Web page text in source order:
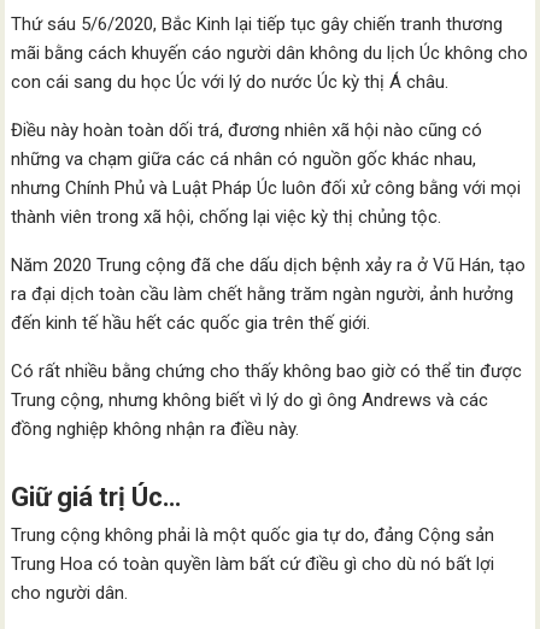
Thứ sáu 5/6/2020, Bắc Kinh lại tiếp tục gây chiến tranh thương
mãi bằng cách khuyến cáo người dân không du lịch Úc không cho
con cái sang du học Úc với lý do nước Úc kỳ thị Á châu.
Điều này hoàn toàn dối trá, đương nhiên xã hội nào cũng có
những va chạm giữa các cá nhân có nguồn gốc khác nhau,
nhưng Chính Phủ và Luật Pháp Úc luôn đối xử công bằng với mọi
thành viên trong xã hội, chống lại việc kỳ thị chủng tộc.
Năm 2020 Trung cộng đã che dấu dịch bệnh xảy ra ở Vũ Hán, tạo
ra đại dịch toàn cầu làm chết hằng trăm ngàn người, ảnh hưởng
đến kinh tế hầu hết các quốc gia trên thế giới.
Có rất nhiều bằng chứng cho thấy không bao giờ có thể tin được
Trung cộng, nhưng không biết vì lý do gì ông Andrews và các
đồng nghiệp không nhận ra điều này.
Giữ giá trị Úc…
Trung cộng không phải là một quốc gia tự do, đảng Cộng sản
Trung Hoa có toàn quyền làm bất cứ điều gì cho dù nó bất lợi
cho người dân.